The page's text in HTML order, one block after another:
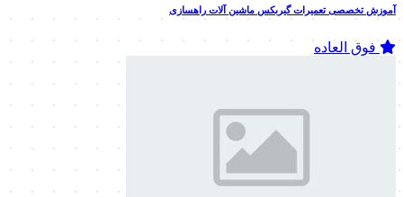
آموزش تخصصی تعمیرات گیربکس ماشین آلات راهسازی